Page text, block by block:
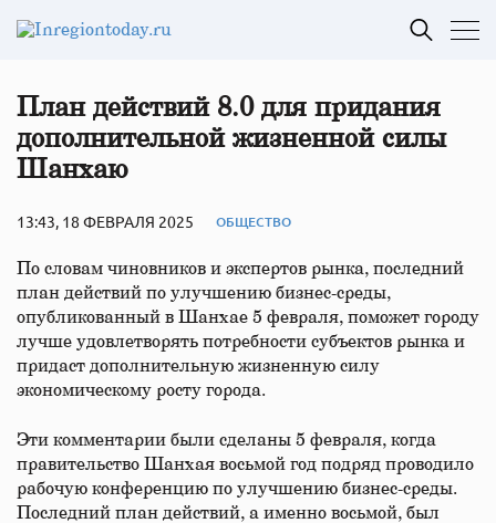
План действий 8.0 для придания
дополнительной жизненной силы
Шанхаю
13:43, 18 ФЕВРАЛЯ 2025 ОБЩЕСТВО
По словам чиновников и экспертов рынка, последний
план действий по улучшению бизнес-среды,
опубликованный в Шанхае 5 февраля, поможет городу
лучше удовлетворять потребности субъектов рынка и
придаст дополнительную жизненную силу
экономическому росту города.
Эти комментарии были сделаны 5 февраля, когда
правительство Шанхая восьмой год подряд проводило
рабочую конференцию по улучшению бизнес-среды.
Последний план действий, а именно восьмой, был